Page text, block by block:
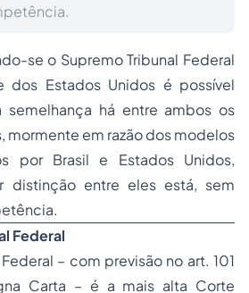
se o Supremo Tribunal Federal
dos Estados Unidos é possível
há entre ambos os
mormente em razão dos modelos
por Brasil e Estados Unidos,
distinção entre eles está, sem
Federal
– com previsão no art. 101
Carta – é a mais alta Corte